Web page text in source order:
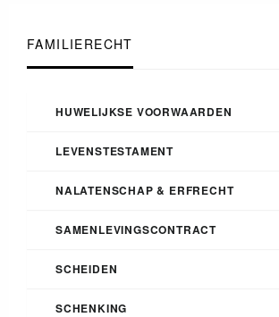
FAMILIERECHT
HUWELIJKSE VOORWAARDEN
LEVENSTESTAMENT
NALATENSCHAP & ERFRECHT
SAMENLEVINGSCONTRACT
SCHEIDEN
SCHENKING